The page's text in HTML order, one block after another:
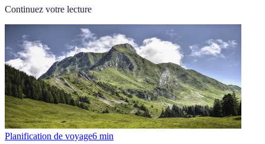
Continuez votre lecture
Planification de voyage6 min